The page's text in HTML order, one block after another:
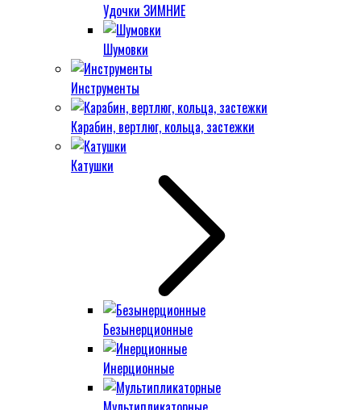
Удочки ЗИМНИЕ
Шумовки
Инструменты
Карабин, вертлюг, кольца, застежки
Катушки
Безынерционные
Инерционные